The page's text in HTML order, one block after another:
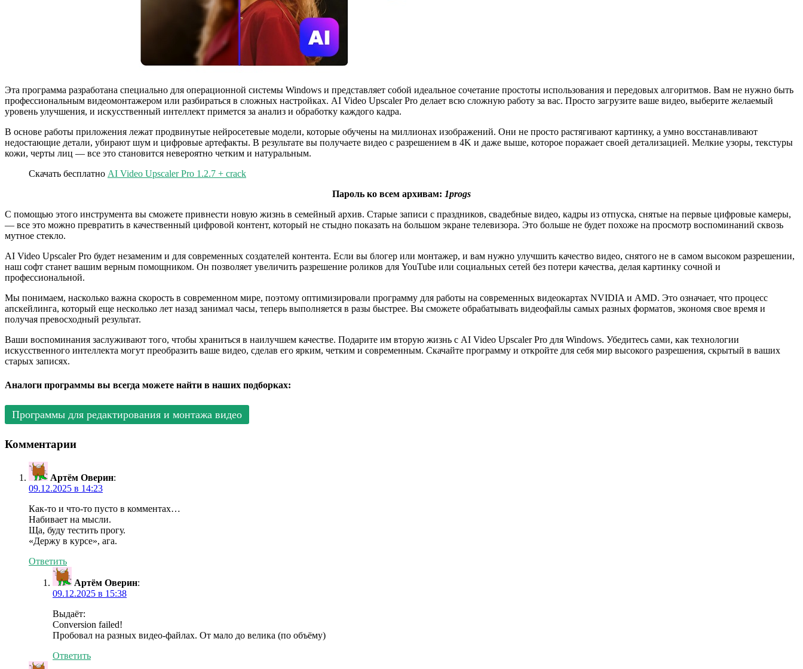
Эта программа разработана специально для операционной системы Windows и представляет собой идеальное сочетание простоты использования и передовых алгоритмов. Вам не нужно быть
профессиональным видеомонтажером или разбираться в сложных настройках. AI Video Upscaler Pro делает всю сложную работу за вас. Просто загрузите ваше видео, выберите желаемый
уровень улучшения, и искусственный интеллект примется за анализ и обработку каждого кадра.
В основе работы приложения лежат продвинутые нейросетевые модели, которые обучены на миллионах изображений. Они не просто растягивают картинку, а умно восстанавливают
недостающие детали, убирают шум и цифровые артефакты. В результате вы получаете видео с разрешением в 4K и даже выше, которое поражает своей детализацией. Мелкие узоры, текстуры
кожи, черты лиц — все это становится невероятно четким и натуральным.
Скачать бесплатно AI Video Upscaler Pro 1.2.7 + crack
Пароль ко всем архивам: 1progs
С помощью этого инструмента вы сможете привнести новую жизнь в семейный архив. Старые записи с праздников, свадебные видео, кадры из отпуска, снятые на первые цифровые камеры,
— все это можно превратить в качественный цифровой контент, который не стыдно показать на большом экране телевизора. Это больше не будет похоже на просмотр воспоминаний сквозь
мутное стекло.
AI Video Upscaler Pro будет незаменим и для современных создателей контента. Если вы блогер или монтажер, и вам нужно улучшить качество видео, снятого не в самом высоком разрешении,
наш софт станет вашим верным помощником. Он позволяет увеличить разрешение роликов для YouTube или социальных сетей без потери качества, делая картинку сочной и
профессиональной.
Мы понимаем, насколько важна скорость в современном мире, поэтому оптимизировали программу для работы на современных видеокартах NVIDIA и AMD. Это означает, что процесс
апскейлинга, который еще несколько лет назад занимал часы, теперь выполняется в разы быстрее. Вы сможете обрабатывать видеофайлы самых разных форматов, экономя свое время и
получая превосходный результат.
Ваши воспоминания заслуживают того, чтобы храниться в наилучшем качестве. Подарите им вторую жизнь с AI Video Upscaler Pro для Windows. Убедитесь сами, как технологии
искусственного интеллекта могут преобразить ваше видео, сделав его ярким, четким и современным. Скачайте программу и откройте для себя мир высокого разрешения, скрытый в ваших
старых записях.
Аналоги программы вы всегда можете найти в наших подборках:
Программы для редактирования и монтажа видео
Комментарии
Артём Оверин:
09.12.2025 в 14:23
Как-то и что-то пусто в комментах…
Набивает на мысли.
Ща, буду тестить прогу.
«Держу в курсе», ага.
Ответить
Артём Оверин:
09.12.2025 в 15:38
Выдаёт:
Conversion failed!
Пробовал на разных видео-файлах. От мало до велика (по объёму)
Ответить